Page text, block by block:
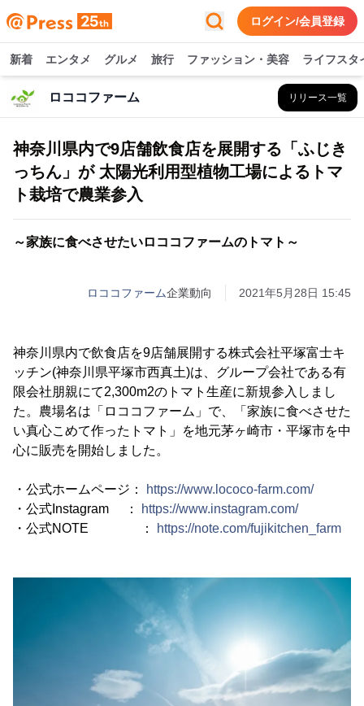
ログイン/会員登録
新着 エンタメ グルメ 旅行 ファッション・美容 ライフスタ
ロココファーム リリース一覧
神奈川県内で9店舗飲食店を展開する「ふじき
っちん」が 太陽光利用型植物工場によるトマ
ト栽培で農業参入
～家族に食べさせたいロココファームのトマト～
ロココファーム企業動向 2021年5月28日 15:45
神奈川県内で飲食店を9店舗展開する株式会社平塚富士キ
ッチン(神奈川県平塚市西真土)は、グループ会社である有
限会社朋親にて2,300m2のトマト生産に新規参入しまし
た。農場名は「ロココファーム」で、「家族に食べさせた
い真心こめて作ったトマト」を地元茅ヶ崎市・平塚市を中
心に販売を開始しました。
・公式ホームページ：
https://www.lococo-farm.com/
・公式Instagram ：
https://www.instagram.com/
・公式NOTE ：
https://note.com/fujikitchen_farm